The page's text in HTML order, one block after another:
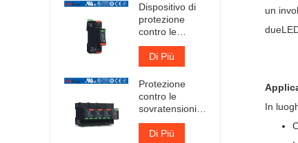
un
due
In
Dispositivo di
protezione
contro le
sovratensioni
CA di tipo 1+2
certificato TUV
Di Più
Protezione
contro le
sovratensioni a
innesto Iimp
25kA certificata
Di Più